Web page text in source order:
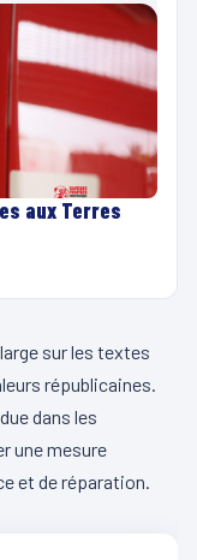
aux Terres
sur les textes
républicaines.
dans les
une mesure
et de réparation.